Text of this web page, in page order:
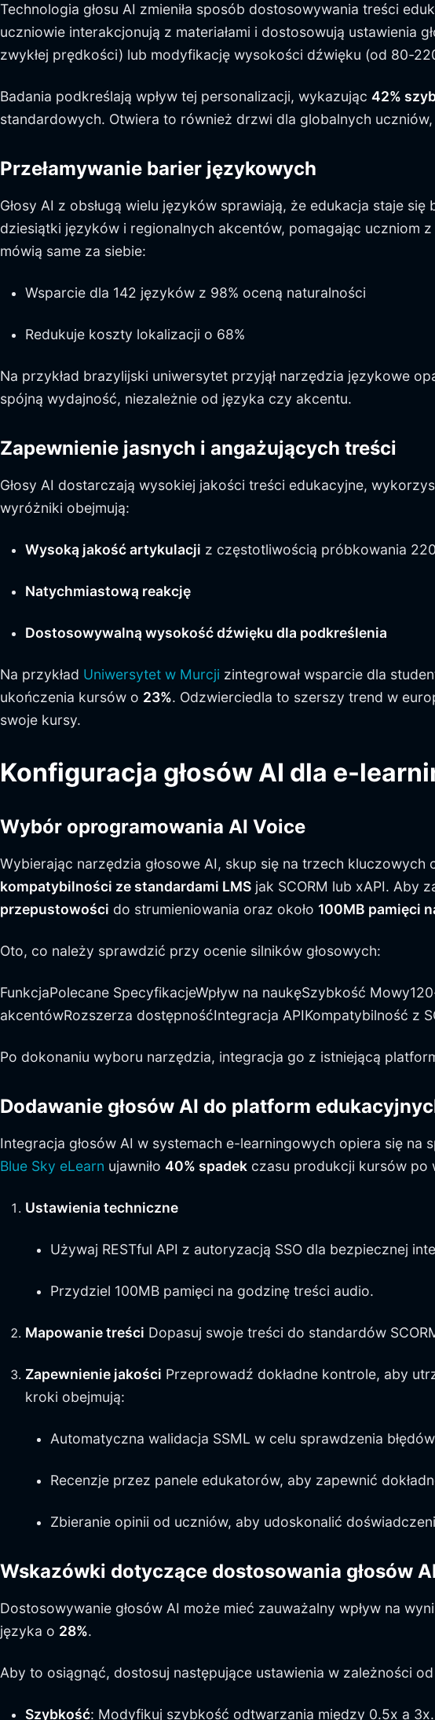
Technologia głosu AI zmieniła sposób dostosowywania treści
uczniowie interakcjonują z materiałami i dostosowują ustawienia
zwykłej prędkości) lub modyfikację wysokości dźwięku (od 80-
Badania podkreślają wpływ tej personalizacji, wykazując 42%
standardowych. Otwiera to również drzwi dla globalnych
Przełamywanie barier językowych
Głosy AI z obsługą wielu języków sprawiają, że edukacja staje
dziesiątki języków i regionalnych akcentów, pomagając uczniom
mówią same za siebie:
Wsparcie dla 142 języków z 98% oceną naturalności
Redukuje koszty lokalizacji o 68%
Na przykład brazylijski uniwersytet przyjął narzędzia językowe
spójną wydajność, niezależnie od języka czy akcentu.
Zapewnienie jasnych i angażujących treści
Głosy AI dostarczają wysokiej jakości treści edukacyjne,
wyróżniki obejmują:
Wysoką jakość artykulacji z częstotliwością próbkowania
Natychmiastową reakcję
Dostosowywalną wysokość dźwięku dla podkreślenia
Na przykład Uniwersytet w Murcji zintegrował wsparcie dla
ukończenia kursów o 23%. Odzwierciedla to szerszy trend w
swoje kursy.
Konfiguracja głosów AI dla e-
Wybór oprogramowania AI Voice
Wybierając narzędzia głosowe AI, skup się na trzech kluczowych
kompatybilności ze standardami LMS jak SCORM lub xAPI. Aby
przepustowości do strumieniowania oraz około 100MB pamięci
Oto, co należy sprawdzić przy ocenie silników głosowych:
FunkcjaPolecane SpecyfikacjeWpływ na naukęSzybkość
akcentówRozszerza dostępnośćIntegracja APIKompatybilność z
Po dokonaniu wyboru narzędzia, integracja go z istniejącą
Dodawanie głosów AI do platform
Integracja głosów AI w systemach e-learningowych opiera się
Blue Sky eLearn ujawniło 40% spadek czasu produkcji kursów po
Ustawienia techniczne
Używaj RESTful API z autoryzacją SSO dla bezpiecznej
Przydziel 100MB pamięci na godzinę treści audio.
Mapowanie treści Dopasuj swoje treści do standardów
Zapewnienie jakości Przeprowadź dokładne kontrole, aby
kroki obejmują:
Automatyczna walidacja SSML w celu sprawdzenia
Recenzje przez panele edukatorów, aby zapewnić
Zbieranie opinii od uczniów, aby udoskonalić
Wskazówki dotyczące dostosowania głosów
Dostosowywanie głosów AI może mieć zauważalny wpływ na
języka o 28%.
Aby to osiągnąć, dostosuj następujące ustawienia w zależności
Szybkość: Modyfikuj szybkość odtwarzania między 0.5x a 3x.